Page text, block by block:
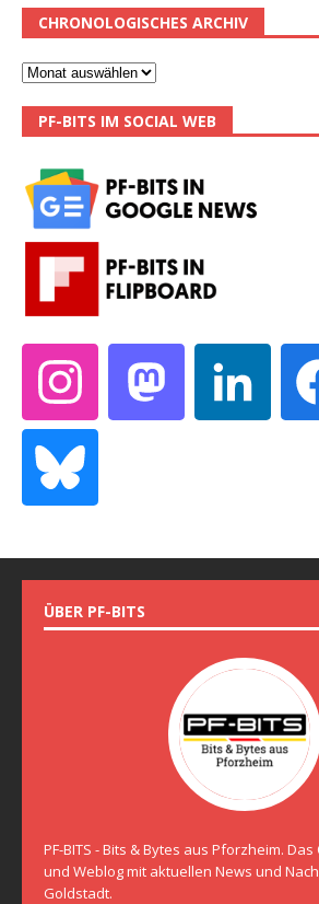
CHRONOLOGISCHES ARCHIV
PF-BITS IM SOCIAL WEB
ÜBER PF-BITS
PF-BITS - Bits & Bytes aus Pforzheim.
und Weblog mit aktuellen News und
Goldstadt.